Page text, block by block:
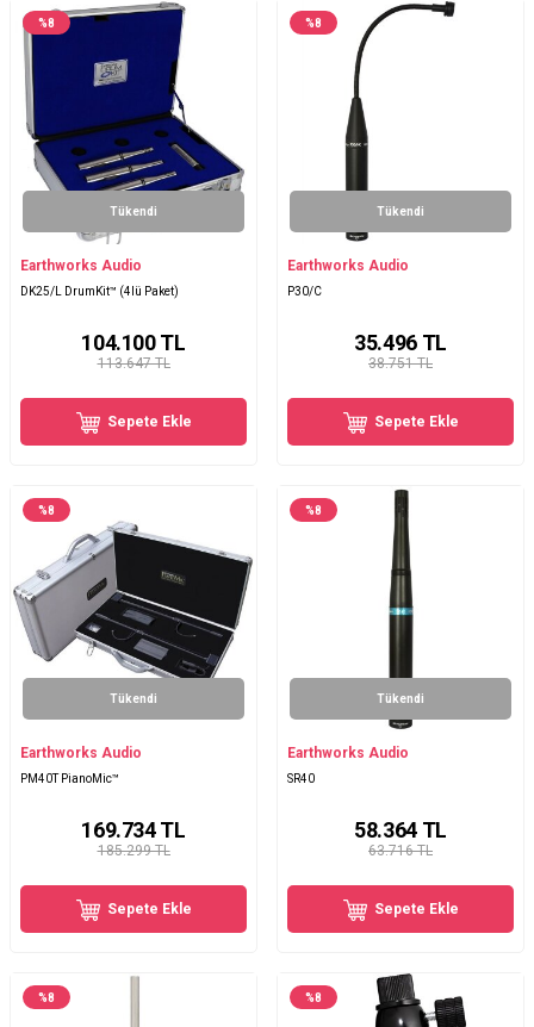
%8
Tükendi
Earthworks Audio
DK25/L DrumKit™ (4lü Paket)
113.647 TL
104.100TL
Sepete Ekle
%8
Tükendi
Earthworks Audio
P30/C
38.751 TL
35.496TL
Sepete Ekle
%8
Tükendi
Earthworks Audio
PM40T PianoMic™
185.299 TL
169.734TL
Sepete Ekle
%8
Tükendi
Earthworks Audio
SR40
63.716 TL
58.364TL
Sepete Ekle
%8 %8